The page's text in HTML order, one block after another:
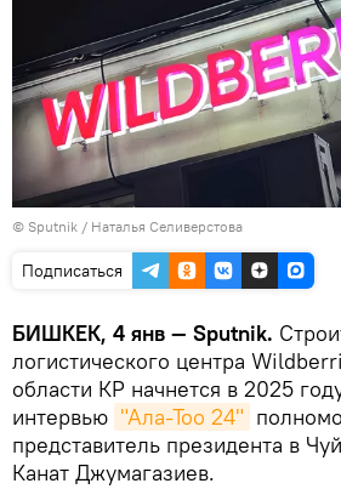
© Sputnik / Наталья Селиверстова
Подписаться
БИШКЕК, 4 янв — Sputnik.
логистического центра
области КР начнется в 2025
интервью "Ала-Тоо 24"
представитель президента в
Канат Джумагазиев.